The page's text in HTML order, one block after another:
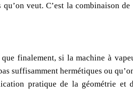
veut. C’est la combinaison
finalement, si la machine à
suffisamment hermétiques ou
pratique de la géométrie et